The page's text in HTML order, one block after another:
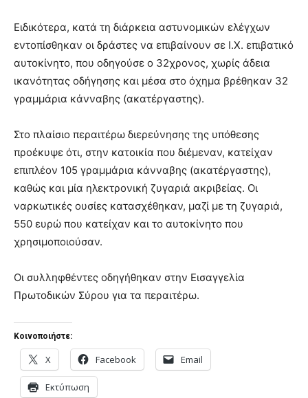
Ειδικότερα, κατά τη διάρκεια αστυνομικών ελέγχων
εντοπίσθηκαν οι δράστες να επιβαίνουν σε Ι.Χ. επιβατικό
αυτοκίνητο, που οδηγούσε ο 32χρονος, χωρίς άδεια
ικανότητας οδήγησης και μέσα στο όχημα βρέθηκαν 32
γραμμάρια κάνναβης (ακατέργαστης).
Στο πλαίσιο περαιτέρω διερεύνησης της υπόθεσης
προέκυψε ότι, στην κατοικία που διέμεναν, κατείχαν
επιπλέον 105 γραμμάρια κάνναβης (ακατέργαστης),
καθώς και μία ηλεκτρονική ζυγαριά ακριβείας. Οι
ναρκωτικές ουσίες κατασχέθηκαν, μαζί με τη ζυγαριά,
550 ευρώ που κατείχαν και το αυτοκίνητο που
χρησιμοποιούσαν.
Οι συλληφθέντες οδηγήθηκαν στην Εισαγγελία
Πρωτοδικών Σύρου για τα περαιτέρω.
Κοινοποιήστε:
X Facebook Email
Εκτύπωση